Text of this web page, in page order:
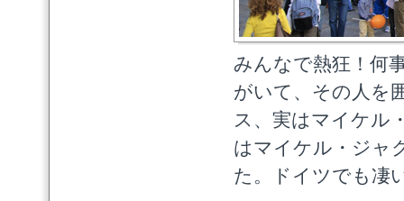
みんなで熱狂！何
がいて、その人を
ス、実はマイケル
はマイケル・ジャ
た。ドイツでも凄